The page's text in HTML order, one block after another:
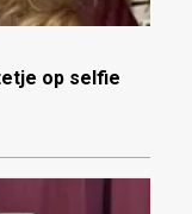
op selfie